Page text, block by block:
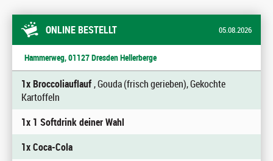
ONLINE BESTELLT 05.08.2026
Hammerweg, 01127 Dresden Hellerberge
1x Broccoliauflauf, Gouda (frisch gerieben), Gekochte
Kartoffeln
1x 1 Softdrink deiner Wahl
1x Coca-Cola